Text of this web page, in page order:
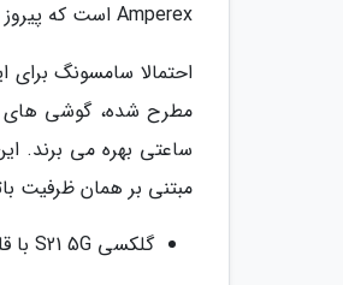
Amperex است که پیروز شده سهم بازار 17.1 درصدی را از آن خود کند.
احتمالا سامسونگ
مبتنی بر همان ظرفیت
گلکسی S21 5G با قلم S-Pen راهی بازار می شود